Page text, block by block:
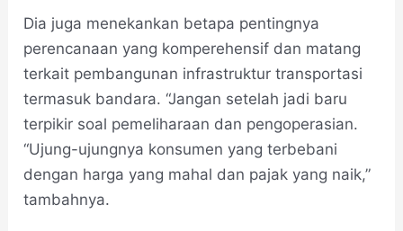
Dia juga menekankan betapa pentingnya
perencanaan yang komperehensif dan matang
terkait pembangunan infrastruktur transportasi
termasuk bandara. “Jangan setelah jadi baru
terpikir soal pemeliharaan dan pengoperasian.
“Ujung-ujungnya konsumen yang terbebani
dengan harga yang mahal dan pajak yang naik,”
tambahnya.